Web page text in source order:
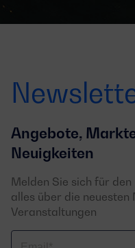
Angebote,
Neuigkeiten
Melden Sie sich für
alles über die neuesten
Veranstaltungen